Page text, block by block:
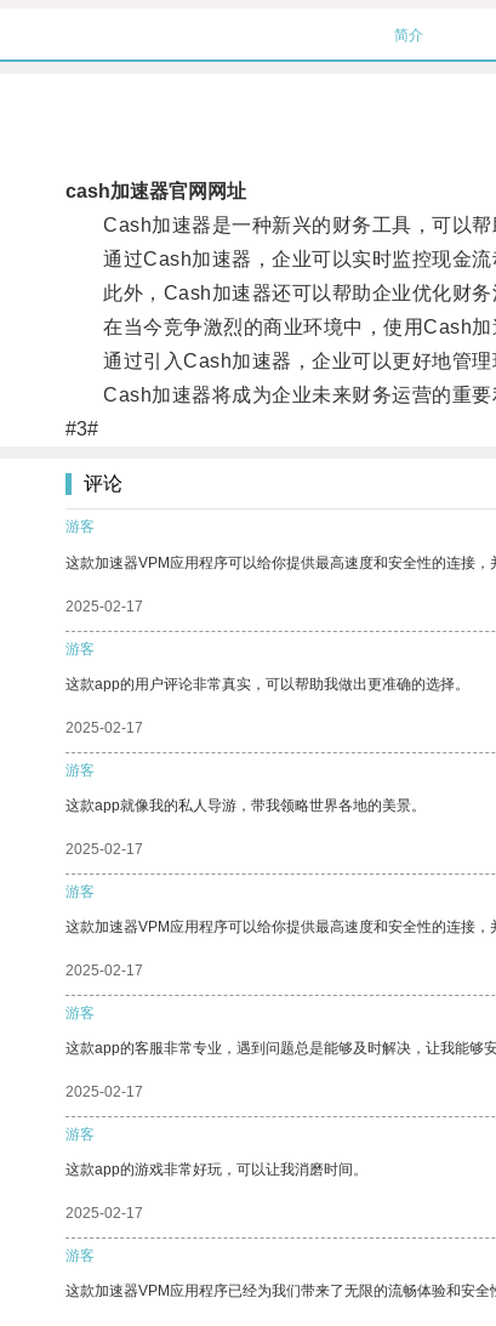
简介
cash加速器官网网址
Cash加速器是一种新兴的财务工具，可以帮
通过Cash加速器，企业可以实时监控现金流
此外，Cash加速器还可以帮助企业优化财务
在当今竞争激烈的商业环境中，使用Cash加
通过引入Cash加速器，企业可以更好地管理
Cash加速器将成为企业未来财务运营的重要
#3#
评论
游客
这款加速器VPM应用程序可以给你提供最高速度和安全性的连接，
2025-02-17
游客
这款app的用户评论非常真实，可以帮助我做出更准确的选择。
2025-02-17
游客
这款app就像我的私人导游，带我领略世界各地的美景。
2025-02-17
游客
这款加速器VPM应用程序可以给你提供最高速度和安全性的连接，
2025-02-17
游客
这款app的客服非常专业，遇到问题总是能够及时解决，让我能够安
2025-02-17
游客
这款app的游戏非常好玩，可以让我消磨时间。
2025-02-17
游客
这款加速器VPM应用程序已经为我们带来了无限的流畅体验和安全